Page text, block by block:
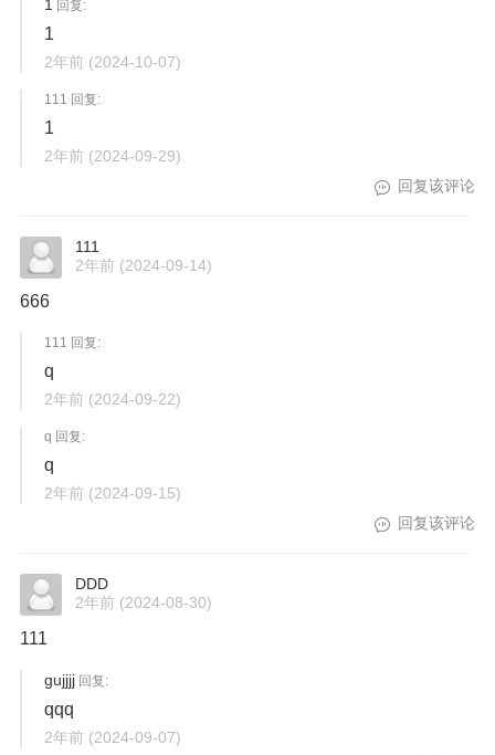
1 回复:
1
2年前 (2024-10-07)
111 回复:
1
2年前 (2024-09-29)
回复该评论
111
2年前 (2024-09-14)
666
111 回复:
q
2年前 (2024-09-22)
q 回复:
q
2年前 (2024-09-15)
回复该评论
DDD
2年前 (2024-08-30)
111
gujjjj 回复:
qqq
2年前 (2024-09-07)